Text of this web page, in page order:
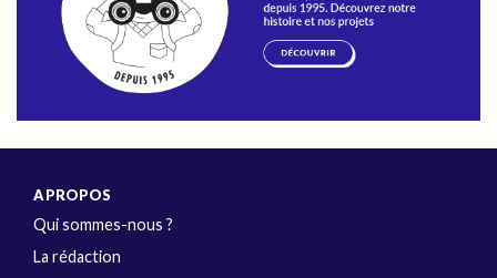
A PROPOS
Qui sommes-nous ?
La rédaction